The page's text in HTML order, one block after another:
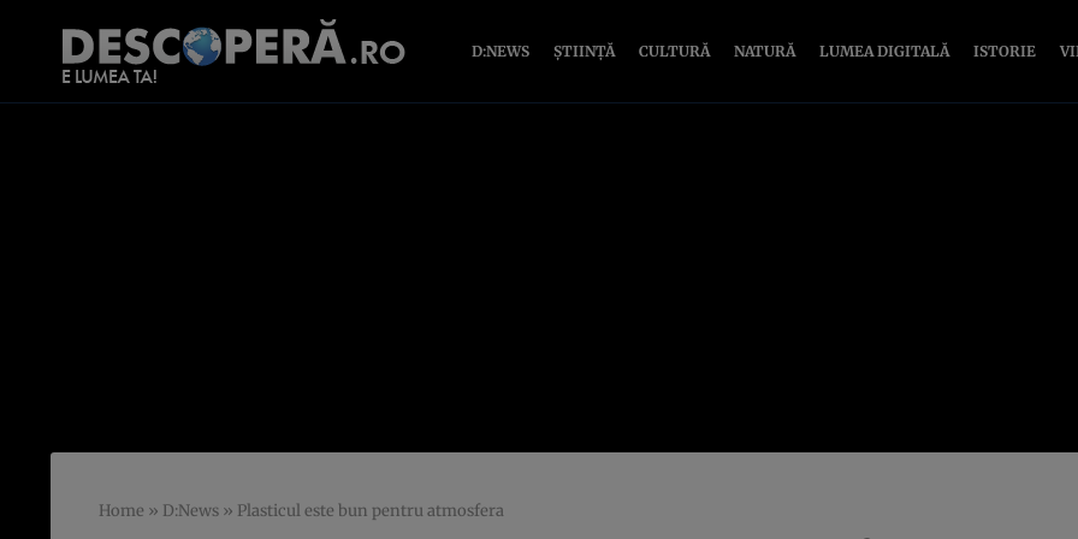
D:NEWS ȘTIINȚĂ CULTURĂ NATURĂ LUMEA DIGITALĂ ISTORIE
Home » D:News » Plasticul este bun pentru atmosfera